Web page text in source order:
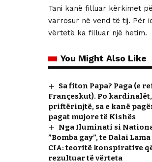
Tani kanë filluar kërkimet
varrosur në vend të tij. Për
vërtetë ka filluar një hetim.
You Might Also Like
Sa fiton Papa? Paga (e
Françeskut). Po
priftërinjtë, sa e kanë
pagat mujore të Kishës
Nga Iluminati si
”Bomba gay”, te Dalai
CIA: teoritë konspirative
rezultuar të vërteta